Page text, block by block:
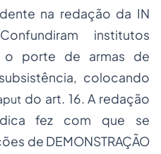
na redação da IN
institutos
o porte de armas de
colocando
do art. 16. A redação
fez com que se
de DEMONSTRAÇÃO